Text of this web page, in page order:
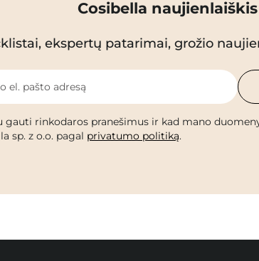
Cosibella naujienlaiškis
ekspertų patarimai, grožio
el. pašto adresą
gauti rinkodaros pranešimus ir kad mano
sp. z o.o. pagal privatumo politiką.